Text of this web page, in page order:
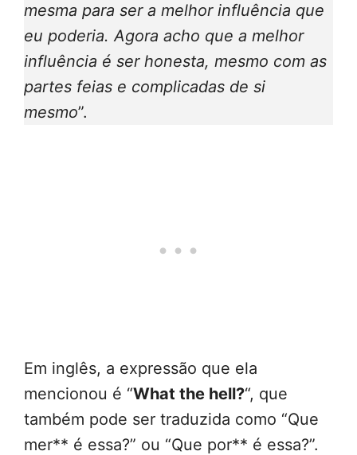
mesma para ser a melhor influência que
eu poderia. Agora acho que a melhor
influência é ser honesta, mesmo com as
partes feias e complicadas de si
mesmo”.
Em inglês, a expressão que ela
mencionou é “What the hell?“, que
também pode ser traduzida como “Que
mer** é essa?” ou “Que por** é essa?”.